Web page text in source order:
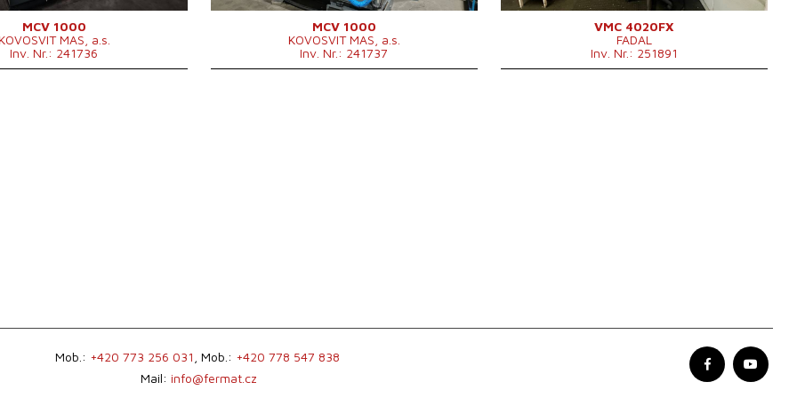
3
ja
20 bar
ISO 40 .
š3000 (včetně van) x
MCV 1000
KOVOSVIT MAS, a.s.
Inv. Nr.: 241736
Anzahl der Achsen
3
ja
20 bar
ISO 40 .
Maschinenabmessungen L x B 2700 x 3000 x
MCV 1000
KOVOSVIT MAS, a.s.
Inv. Nr.: 241737
Anzahl der Achsen
3
nein
Hauptmotorleistung
11,2/16,5 kW
Maschinengewicht
5500 kg
VMC 4020FX
FADAL
Inv. Nr.: 251891
Mob.: +420 773 256 031 , Mob.: +420 778 547 838
Mail: info@fermat.cz